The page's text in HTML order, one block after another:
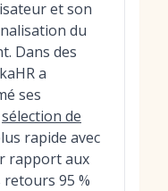
et son
du
Dans des
a
ses
sélection de
rapide avec
rapport aux
retours 95 %